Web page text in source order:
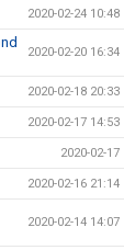
2020-02-24 10:48
2020-02-20 16:34
2020-02-18 20:33
2020-02-17 14:53
2020-02-17
2020-02-16 21:14
2020-02-14 14:07